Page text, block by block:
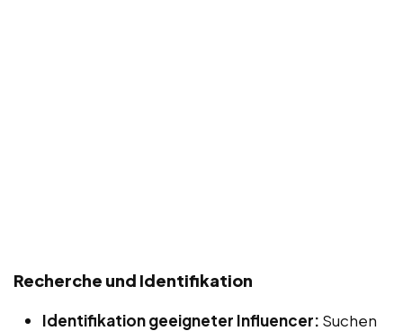
Recherche und Identifikation
Identifikation geeigneter Influencer: Suchen